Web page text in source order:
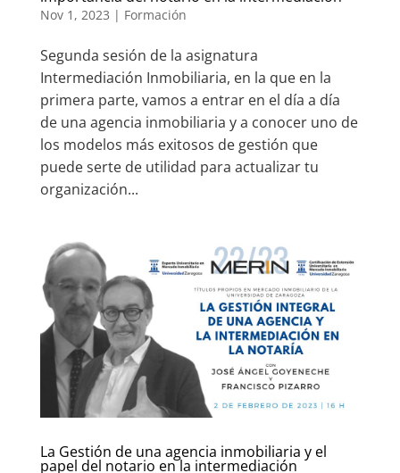
Nov 1, 2023 | Formación
Segunda sesión de la asignatura
Intermediación Inmobiliaria, en la que en la
primera parte, vamos a entrar en el día a día
de una agencia inmobiliaria y a conocer uno de
los modelos más exitosos de gestión que
puede serte de utilidad para actualizar tu
organización...
La Gestión de una agencia inmobiliaria y el
papel del notario en la intermediación